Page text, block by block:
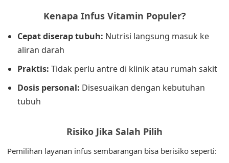
Kenapa Infus Vitamin Populer?
Cepat diserap tubuh: Nutrisi langsung masuk ke
aliran darah
Praktis: Tidak perlu antre di klinik atau rumah sakit
Dosis personal: Disesuaikan dengan kebutuhan
tubuh
Risiko Jika Salah Pilih
Pemilihan layanan infus sembarangan bisa berisiko seperti: